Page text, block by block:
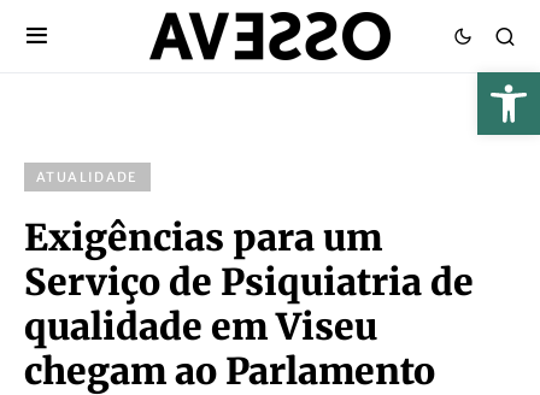
ATUALIDADE
Exigências para um
Serviço de Psiquiatria de
qualidade em Viseu
chegam ao Parlamento